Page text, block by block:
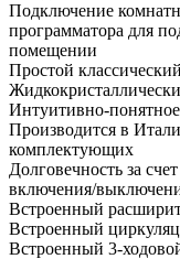
Подключение
программатора для
помещении
Простой
Интуитивно-
Производится в
комплектующих
Долговечность за
включения/
Встроенный
Встроенный
Встроенный 3-